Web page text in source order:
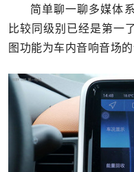
简单聊一聊多媒体
比较同级别已经是第一
图功能为车内音响音场